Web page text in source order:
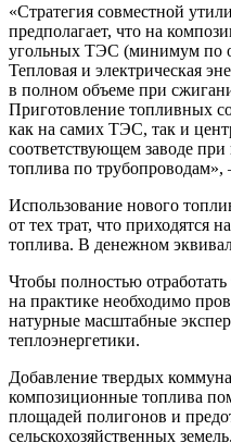
«Стратегия совместной
предполагает, что на
угольных ТЭС (минимум по
Тепловая и электрическая
в полном объеме при
Приготовление топливных
как на самих ТЭС, так и
соответствующем заводе
топлива по
Использование нового
от тех трат, что приходятся
топлива. В денежном
Чтобы полностью
на практике необходимо
натурные масштабные
теплоэнергетики.
Добавление твердых
композиционные топлива
площадей полигонов и
сельскохозяйственных земель.